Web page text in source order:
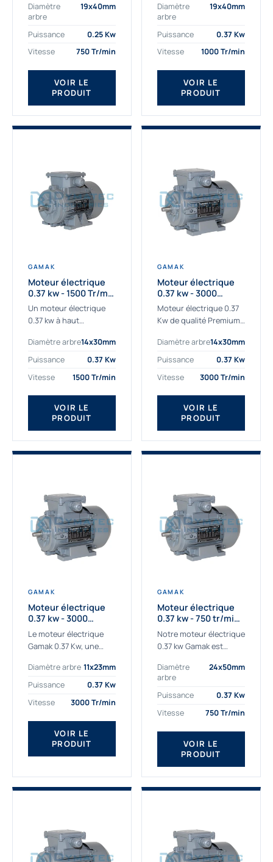
aux applications
sévères. Nous
déterminons,
fournissons
des moteurs
asynchrones depuis de
nombreuses années....
Diamètre
arbre
19x40mm
Puissance
0.25 Kw
Vitesse
750 Tr/min
VOIR LE
PRODUIT
aux applications
industrielles.
Commander un moteur
Gamak c’est choisir un
produit de très haute
qualité....
Diamètre
arbre
19x40mm
Puissance
0.37 Kw
Vitesse
1000 Tr/min
VOIR LE
PRODUIT
GAMAK
Moteur électrique
0.37 kw - 1500 Tr/min
- 230/400V - IE2
Un moteur électrique
0.37 kw à haut
applications les plus
exigeantes.
kw de référence
AGM2EL 71 M 4b...
Diamètre arbre14x30mm
Puissance
0.37 Kw
Vitesse
1500 Tr/min
VOIR LE
PRODUIT
GAMAK
Moteur électrique
0.37 kw - 3000
Tr/min - 230/400V -
IE2
Moteur électrique 0.37
Kw de qualité Premium,
application. Notre
gamme de moteurs
exclusivement
fabriquée...
Diamètre arbre14x30mm
Puissance
0.37 Kw
Vitesse
3000 Tr/min
VOIR LE
PRODUIT
GAMAK
Moteur électrique
0.37 kw - 3000
Tr/min - 230/400v -
Taille 63 - IE2
Le moteur électrique
Gamak 0.37 Kw, une
adaptée à tous types
de machines. Le
triphasé 0.37Kw Gamak
à...
Diamètre arbre 11x23mm
Puissance
0.37 Kw
Vitesse
3000 Tr/min
VOIR LE
PRODUIT
GAMAK
Moteur électrique
0.37 kw - 750 tr/min -
230/400V - IE2
Notre moteur électrique
0.37 kw Gamak est
aux applications
sévères. Nous
déterminons,
fournissons
des moteurs
asynchrones depuis de
nombreuses années....
Diamètre
arbre
24x50mm
Puissance
0.37 Kw
Vitesse
750 Tr/min
VOIR LE
PRODUIT